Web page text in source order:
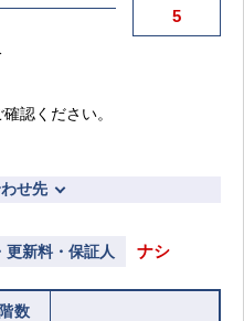
認ください。
5
せ先
更新料・保証人 ナシ
階数